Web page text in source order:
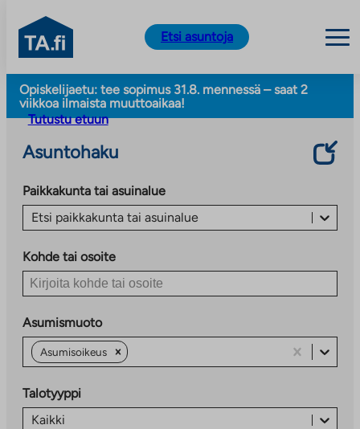
Siirry
sisältöön
TA.fi
Etsi asuntoja
Opiskelijaetu: tee sopimus 31.8. mennessä – saat 2
viikkoa ilmaista muuttoaikaa!
Tutustu etuun
Asuntohaku
Paikkakunta tai asuinalue
Etsi paikkakunta tai asuinalue
Kohde tai osoite
Asumismuoto
Asumisoikeus
Talotyyppi
Kaikki